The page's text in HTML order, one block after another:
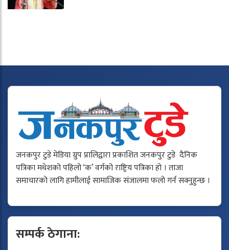
जनकपुर टुडे मेडिया ग्रुप प्रालिद्वारा प्रकाशित जनकपुर टुडे दैनिक
पत्रिका मधेशको पहिलो ‘क’ वर्गको राष्ट्रिय पत्रिका हो । ताजा
समाचारको लागि हामीलाई सामाजिक संजालमा फलो गर्न सक्नुहुन्छ ।
सम्पर्क ठेगाना: